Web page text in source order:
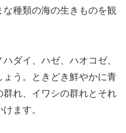
種類の海の生きものを観
ダイ、ハゼ、ハオコゼ、
う。ときどき鮮やかに青
れ、イワシの群れとそれ
ます。